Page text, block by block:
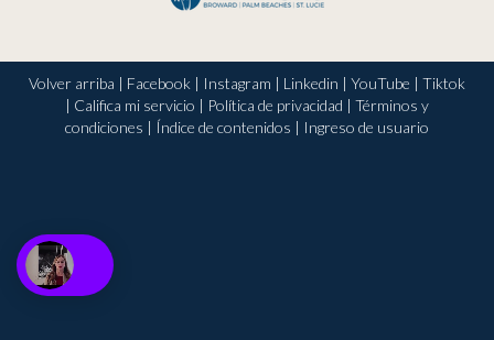
Volver arriba | Facebook | Instagram | Linkedin | YouTube | Tiktok
| Califica mi servicio | Política de privacidad | Términos y
condiciones | Índice de contenidos | Ingreso de usuario